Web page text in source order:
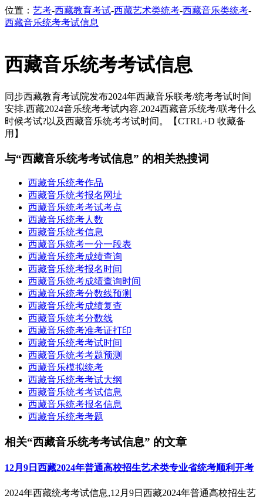
位置： 艺考-西藏教育考试-西藏艺术类统考-西藏音乐类统考-
西藏音乐统考考试信息
西藏音乐统考考试信息
同步西藏教育考试院发布2024年西藏音乐联考/统考考试时间
安排,西藏2024音乐统考考试内容,2024西藏音乐统考/联考什么
时候考试?以及西藏音乐统考考试时间。【CTRL+D 收藏备
用】
与“西藏音乐统考考试信息” 的相关热搜词
西藏音乐统考作品
西藏音乐统考报名网址
西藏音乐统考考试考点
西藏音乐统考人数
西藏音乐统考信息
西藏音乐统考一分一段表
西藏音乐统考成绩查询
西藏音乐统考报名时间
西藏音乐统考成绩查询时间
西藏音乐统考分数线预测
西藏音乐统考成绩复查
西藏音乐统考分数线
西藏音乐统考准考证打印
西藏音乐统考考试时间
西藏音乐统考考题预测
西藏音乐模拟统考
西藏音乐统考考试大纲
西藏音乐统考考试信息
西藏音乐统考报名信息
西藏音乐统考考题
相关“西藏音乐统考考试信息” 的文章
12月9日西藏2024年普通高校招生艺术类专业省统考顺利开考
2024年西藏统考考试信息,12月9日西藏2024年普通高校招生艺